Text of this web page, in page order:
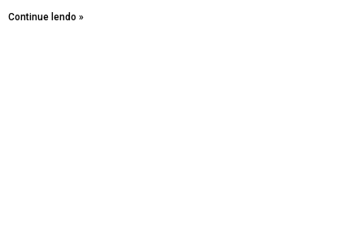
Continue lendo »